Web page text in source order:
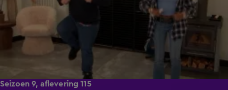
Seizoen 9, aflevering 115